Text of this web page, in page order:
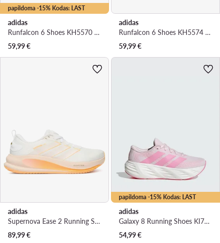
papildoma -15% Kodas: LAST
adidas
Runfalcon 6 Shoes KH5570 · Bėgimo batai
59,99€
adidas
Runfalcon 6 Shoes KH5574 · Bėgimo batai
59,99€
adidas
Supernova Ease 2 Running Shoes KJ1841 · Bėgimo batai
89,99€
papildoma -15% Kodas: LAST
adidas
Galaxy 8 Running Shoes KI7983 · Bėgimo batai
54,99€